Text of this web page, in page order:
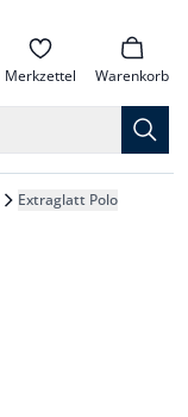
Merkzettel Warenkorb
Extraglatt Polo